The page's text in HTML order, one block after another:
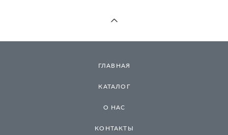
ГЛАВНАЯ
КАТАЛОГ
О НАС
КОНТАКТЫ